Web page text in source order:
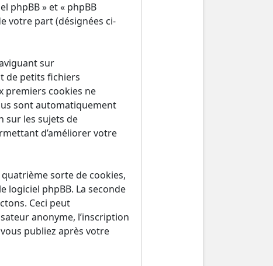
phpBB » et « phpBB
votre part (désignées ci-
sur
de petits fichiers
premiers cookies ne
sont automatiquement
sur les sujets de
d’améliorer votre
sorte de cookies,
logiciel phpBB. La seconde
Ceci peut
anonyme, l’inscription
publiez après votre